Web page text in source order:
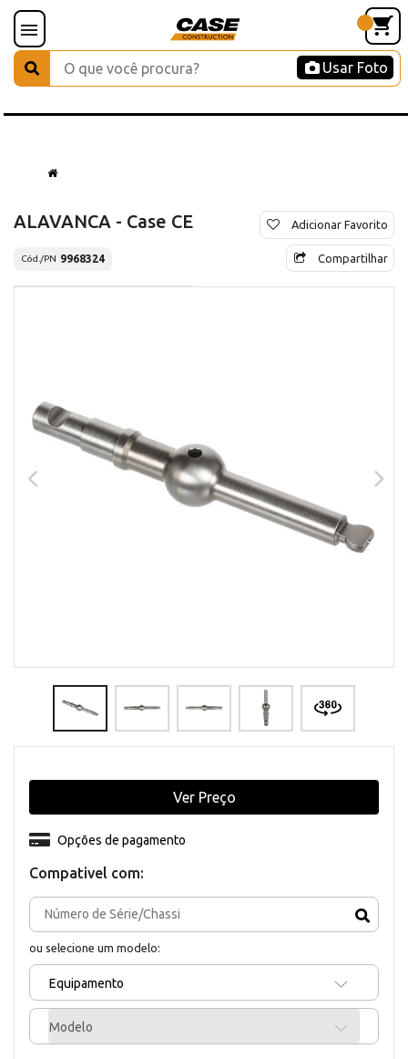
Usar Foto
ALAVANCA - Case CE
Cód./PN 9968324
Adicionar Favorito
Compartilhar
Compativel com:
ou selecione um modelo:
Equipamento
Modelo
Opções de pagamento
Ver Preço